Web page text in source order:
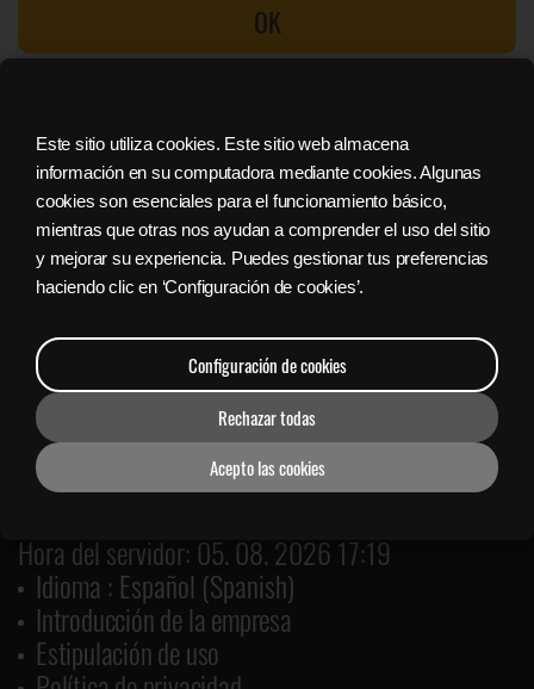
Este sitio utiliza cookies. Este sitio web almacena
información en su computadora mediante cookies. Algunas
cookies son esenciales para el funcionamiento básico,
mientras que otras nos ayudan a comprender el uso del sitio
y mejorar su experiencia. Puedes gestionar tus preferencias
haciendo clic en ‘Configuración de cookies’.
Configuración de cookies
Rechazar todas
Acepto las cookies
OK
Sign in with Facebook
Bajar gratis el Lanzador Nyx
Hora del servidor: 05. 08. 2026 17:19
Idioma : Español (Spanish)
Introducción de la empresa
Estipulación de uso